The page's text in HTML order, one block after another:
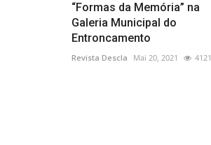
“Formas da Memória” na
Galeria Municipal do
Entroncamento
Revista Descla Mai 20, 2021 4121